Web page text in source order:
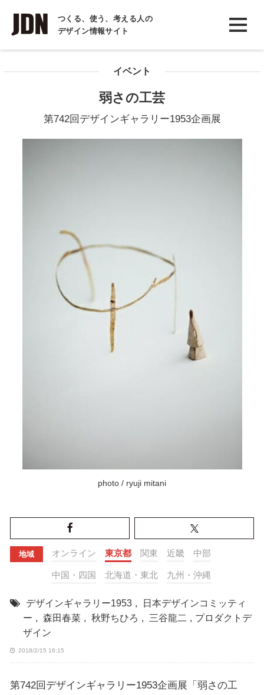
つくる、使う、考える人の
デザイン情報サイト
INTERVIEW
インタビュー
COLUMN
イベント
弱さの工芸
第742回デザインギャラリー1953企画展
photo / ryuji mitani
地域 オンライン 東京都 関東 近畿 中部
中国・四国 北海道・東北 九州・沖縄
デザインギャラリー1953 ,
日本デザインコミッティ
ー , 森田春菜 , 秋野ちひろ , 三谷龍二 , プロダクトデ
ザイン
2018/2/15 16:15
第742回デザインギャラリー1953企画展「弱さの工